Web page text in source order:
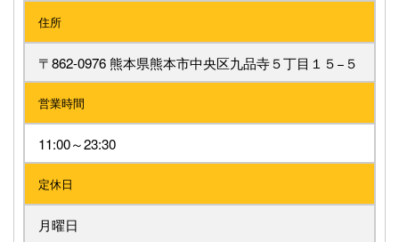
住所
〒862-0976 熊本県熊本市中央区九品寺５丁目１５−５
営業時間
11:00～23:30
定休日
月曜日